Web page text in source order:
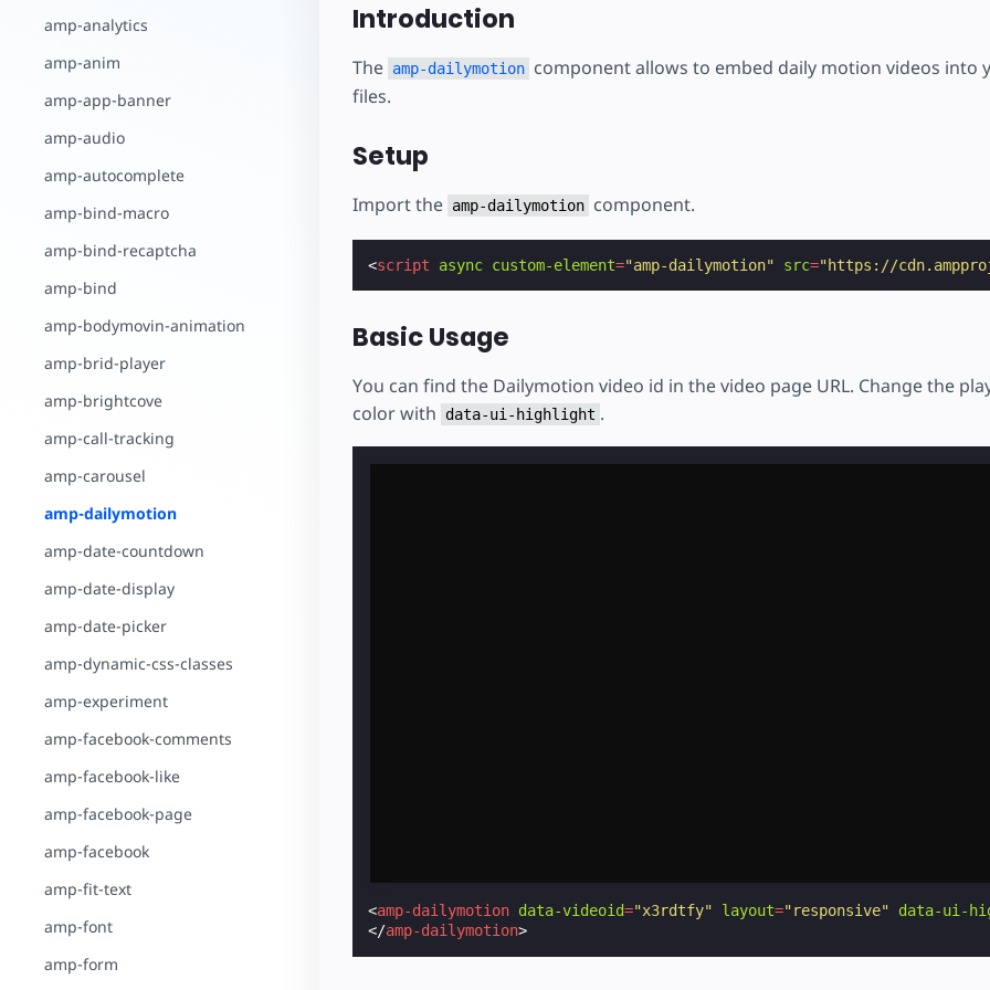
amp-analytics
amp-anim
amp-app-banner
amp-audio
amp-autocomplete
amp-bind-macro
amp-bind-recaptcha
amp-bind
amp-bodymovin-animation
amp-brid-player
amp-brightcove
amp-call-tracking
amp-carousel
amp-dailymotion
amp-date-countdown
amp-date-display
amp-date-picker
amp-dynamic-css-classes
amp-experiment
amp-facebook-comments
amp-facebook-like
amp-facebook-page
amp-facebook
amp-fit-text
amp-font
amp-form
Introduction
The amp-dailymotion component allows to embed daily motion videos into
files.
Setup
Import the amp-dailymotion component.
<script async custom-element="amp-dailymotion" src="https://
Basic Usage
You can find the Dailymotion video id in the video page URL. Change the
color with
data-ui-highlight .
<amp-dailymotion data-videoid="x3rdtfy" layout="responsive" data-ui-
</amp-dailymotion>